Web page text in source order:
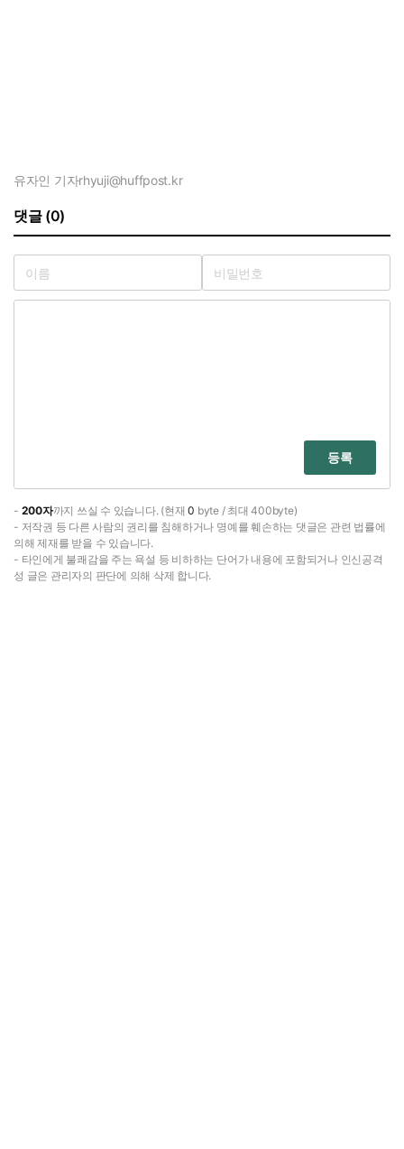
유자인 기자rhyuji@huffpost.kr
댓글 (0)
등록
- 200자까지 쓰실 수 있습니다. (현재0 byte / 최대 400byte)
- 저작권 등 다른 사람의 권리를 침해하거나 명예를 훼손하는 댓글은 관련 법률에
의해 제재를 받을 수 있습니다.
- 타인에게 불쾌감을 주는 욕설 등 비하하는 단어가 내용에 포함되거나 인신공격
성 글은 관리자의 판단에 의해 삭제 합니다.